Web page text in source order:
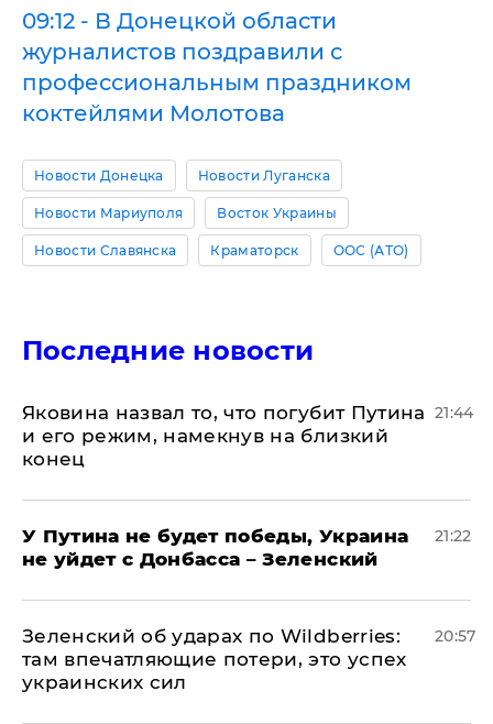
09:12 - В Донецкой области
журналистов поздравили с
профессиональным праздником
коктейлями Молотова
Новости Донецка Новости Луганска
Новости Мариуполя Восток Украины
Новости Славянска Краматорск ООС (АТО)
Последние новости
Яковина назвал то, что погубит Путина
и его режим, намекнув на близкий
конец
21:44
У Путина не будет победы, Украина
не уйдет с Донбасса – Зеленский
21:22
Зеленский об ударах по Wildberries:
там впечатляющие потери, это успех
украинских сил
20:57